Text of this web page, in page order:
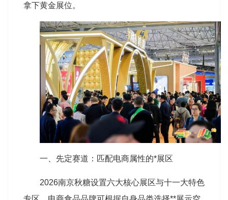
拿下黄金展位。
一、先定赛道：匹配电商属性的*展区
2026南京秋糖设置六大核心展区与十一大特色